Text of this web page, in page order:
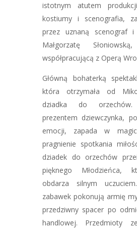
istotnym atutem
kostiumy i scenografia,
przez uznaną scenograf i
Małgorzatę
współpracującą z Operą
Główną bohaterką
która otrzymała od
dziadka do orzechów.
prezentem dziewczynka,
emocji, zapada w
pragnienie spotkania
dziadek do orzechów
pięknego Młodzieńca,
obdarza silnym
zabawek pokonują armię
przedziwny spacer po
handlowej. Przedmioty